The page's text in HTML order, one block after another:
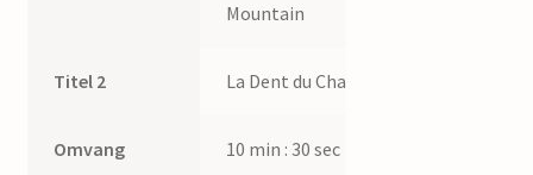
Mountain
Titel 2 La Dent du Chat
Omvang 10 min : 30 sec